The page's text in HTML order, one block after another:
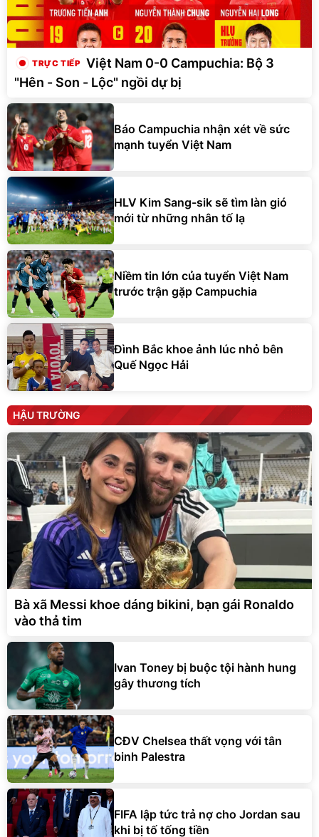
Việt Nam 0-0 Campuchia: Bộ 3
"Hên - Son - Lộc" ngồi dự bị
Báo Campuchia nhận xét về sức
mạnh tuyển Việt Nam
HLV Kim Sang-sik sẽ tìm làn gió
mới từ những nhân tố lạ
Niềm tin lớn của tuyển Việt Nam
trước trận gặp Campuchia
Đình Bắc khoe ảnh lúc nhỏ bên
Quế Ngọc Hải
HẬU TRƯỜNG
Bà xã Messi khoe dáng bikini, bạn gái Ronaldo
vào thả tim
Ivan Toney bị buộc tội hành hung
gây thương tích
CĐV Chelsea thất vọng với tân
binh Palestra
FIFA lập tức trả nợ cho Jordan sau
khi bị tố tống tiền